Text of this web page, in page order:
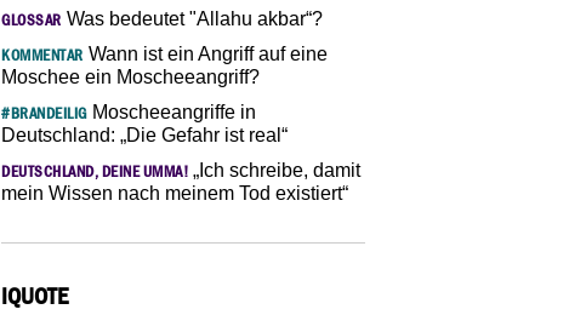
GLOSSAR Was bedeutet "Allahu akbar“?
KOMMENTAR Wann ist ein Angriff auf eine
Moschee ein Moscheeangriff?
#BRANDEILIGMoscheeangriffe in
Deutschland: „Die Gefahr ist real“
DEUTSCHLAND, DEINE UMMA! „Ich schreibe, damit
mein Wissen nach meinem Tod existiert“
IQUOTE